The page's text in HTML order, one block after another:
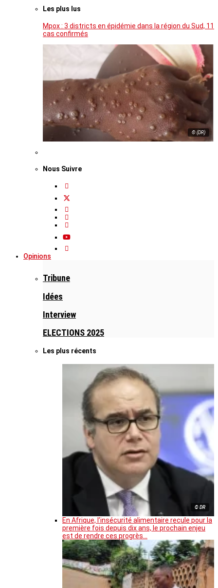
Les plus lus
Mpox : 3 districts en épidémie dans la région du Sud, 11
cas confirmés
© (DR)
Nous Suivre
Opinions
Tribune
Idées
Interview
ELECTIONS 2025
Les plus récents
© DR
En Afrique, l’insécurité alimentaire recule pour la
première fois depuis dix ans, le prochain enjeu
est de rendre ces progrès…